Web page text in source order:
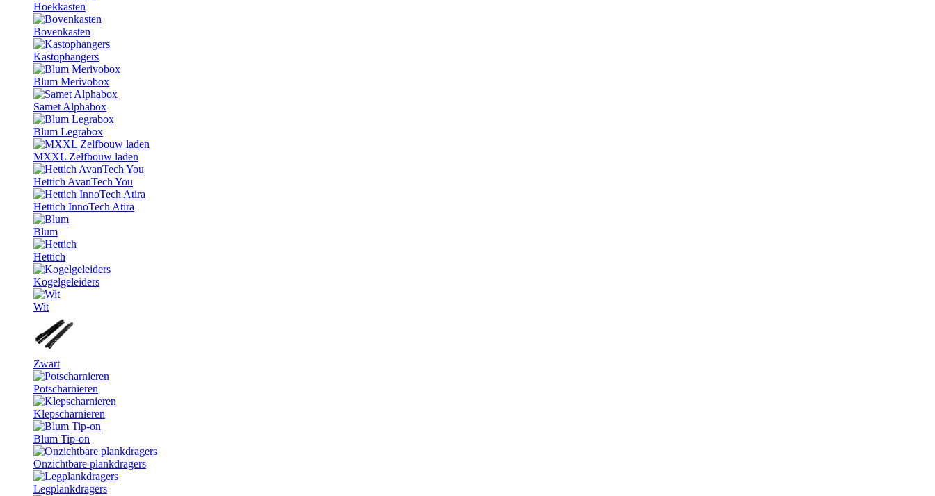
Hoekkasten
Bovenkasten
Kastophangers
Blum Merivobox
Samet Alphabox
Blum Legrabox
MXXL Zelfbouw laden
Hettich AvanTech You
Hettich InnoTech Atira
Blum
Hettich
Kogelgeleiders
Wit
Zwart
Potscharnieren
Klepscharnieren
Blum Tip-on
Onzichtbare plankdragers
Legplankdragers